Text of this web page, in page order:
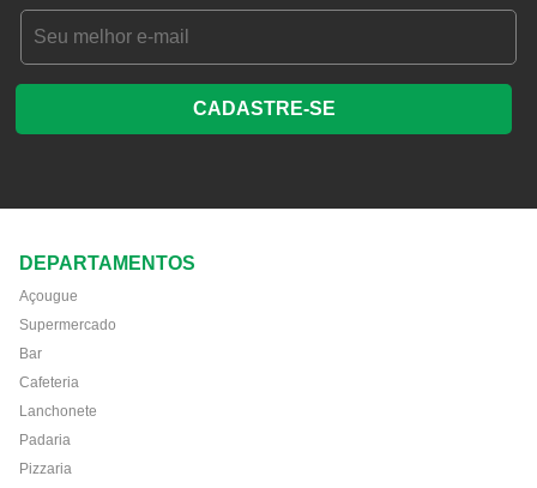
CADASTRE-SE
DEPARTAMENTOS
Açougue
Supermercado
Bar
Cafeteria
Lanchonete
Padaria
Pizzaria